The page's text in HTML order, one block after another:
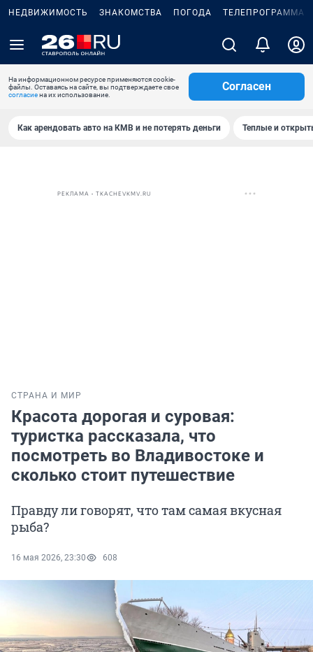
НЕДВИЖИМОСТЬ ЗНАКОМСТВА ПОГОДА ТЕЛЕПРОГРАММА
На информационном ресурсе применяются cookie-
файлы. Оставаясь на сайте, вы подтверждаете свое
согласиена их использование.
Согласен
Как арендовать авто на КМВ и не потерять деньги Теплые и
РЕКЛАМА • TKACHEVKMV.RU
СТРАНА И МИР
Красота дорогая и суровая:
туристка рассказала, что
посмотреть во Владивостоке и
сколько стоит путешествие
Правду ли говорят, что там самая вкусная
рыба?
16 мая 2026, 23:30 608